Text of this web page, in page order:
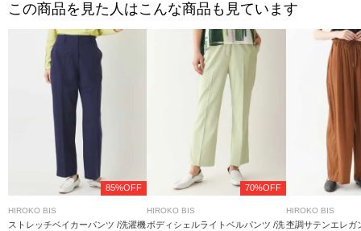
この商品を見た人はこんな商品も見ています
85%OFF
HIROKO BIS
ストレッチベイカーパンツ /洗濯機
70%OFF
HIROKO BIS
ボディシェルライトベルパンツ /洗
HIROKO BIS
杢調サテンエレガ